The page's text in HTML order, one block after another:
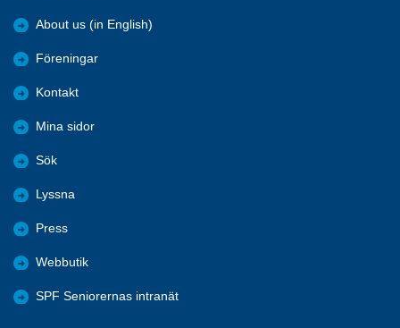
About us (in English)
Föreningar
Kontakt
Mina sidor
Sök
Lyssna
Press
Webbutik
SPF Seniorernas intranät